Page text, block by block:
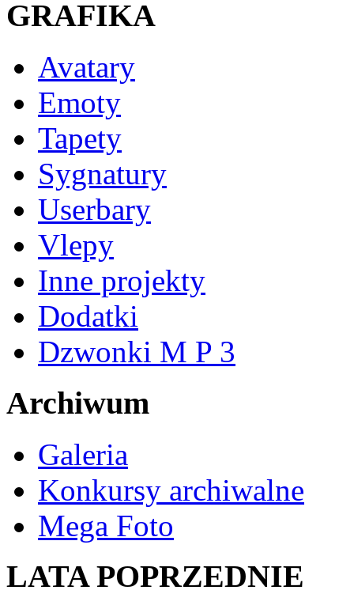
GRAFIKA
Avatary
Emoty
Tapety
Sygnatury
Userbary
Vlepy
Inne projekty
Dodatki
Dzwonki M P 3
Archiwum
Galeria
Konkursy archiwalne
Mega Foto
LATA POPRZEDNIE